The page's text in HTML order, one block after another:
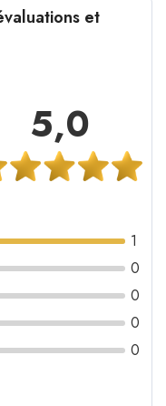
et
5,0
1
0
0
0
0